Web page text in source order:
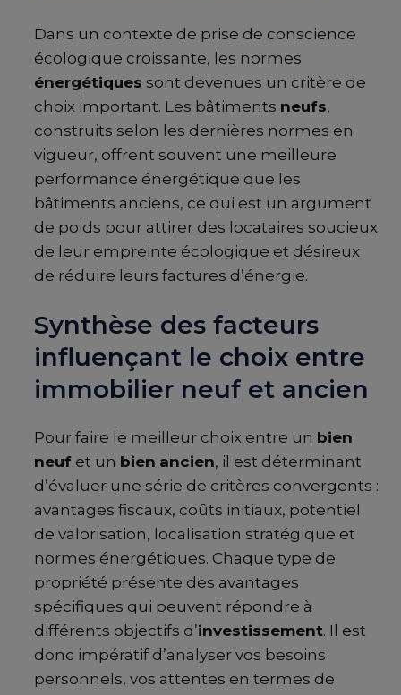
Dans un contexte de prise de conscience
écologique croissante, les normes
énergétiques sont devenues un critère de
choix important. Les bâtiments neufs,
construits selon les dernières normes en
vigueur, offrent souvent une meilleure
performance énergétique que les
bâtiments anciens, ce qui est un argument
de poids pour attirer des locataires soucieux
de leur empreinte écologique et désireux
de réduire leurs factures d’énergie.
Synthèse des facteurs
influençant le choix entre
immobilier neuf et ancien
Pour faire le meilleur choix entre un bien
neuf et un bien ancien, il est déterminant
d’évaluer une série de critères convergents :
avantages fiscaux, coûts initiaux, potentiel
de valorisation, localisation stratégique et
normes énergétiques. Chaque type de
propriété présente des avantages
spécifiques qui peuvent répondre à
différents objectifs d’investissement. Il est
donc impératif d’analyser vos besoins
personnels, vos attentes en termes de